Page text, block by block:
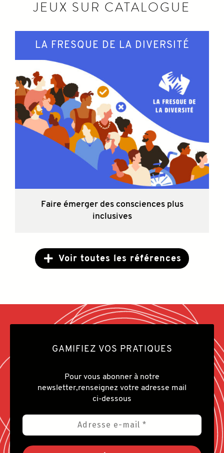
JEUX SUR CATALOGUE
LA FRESQUE DE LA DIVERSITÉ
Faire émerger des consciences plus
inclusives
Voir toutes les références
GAMIFIEZ VOS PRATIQUES
Pour vous abonner à notre
newsletter,renseignez votre adresse mail
ci-dessous